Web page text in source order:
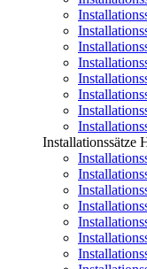
Installationssätze